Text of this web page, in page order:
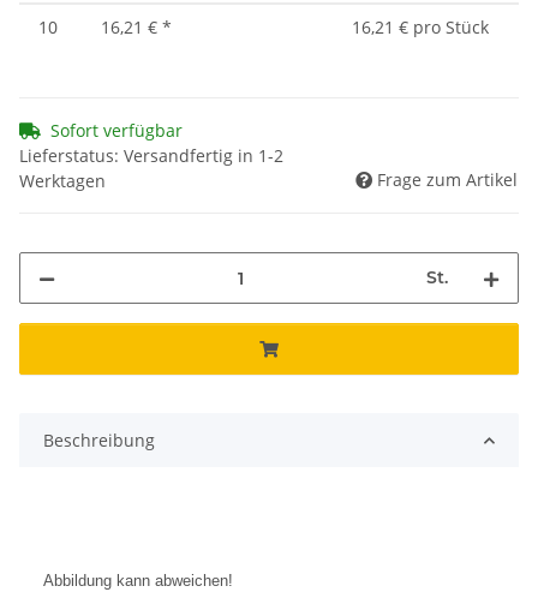
10 16,21 € * 16,21 € pro Stück
Sofort verfügbar
Lieferstatus: Versandfertig in 1-2
Werktagen
Frage zum Artikel
St.
Beschreibung
Abbildung kann abweichen!